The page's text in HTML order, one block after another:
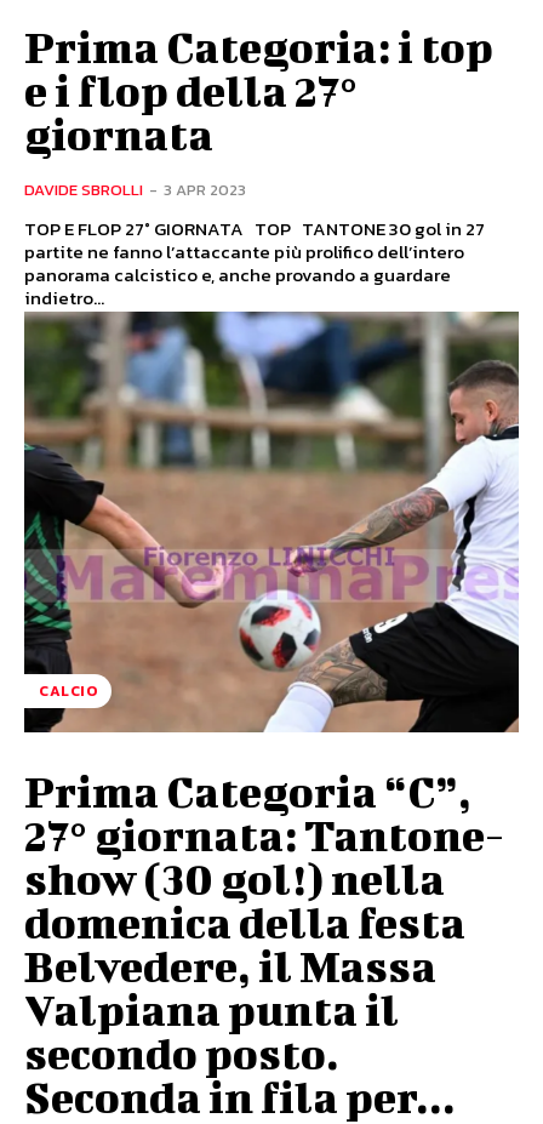
Prima Categoria: i top
e i flop della 27°
giornata
DAVIDE SBROLLI - 3 APR 2023
TOP E FLOP 27° GIORNATA TOP TANTONE 30 gol in 27
partite ne fanno l’attaccante più prolifico dell’intero
panorama calcistico e, anche provando a guardare
indietro...
CALCIO
Prima Categoria “C”,
27° giornata: Tantone-
show (30 gol!) nella
domenica della festa
Belvedere, il Massa
Valpiana punta il
secondo posto.
Seconda in fila per...